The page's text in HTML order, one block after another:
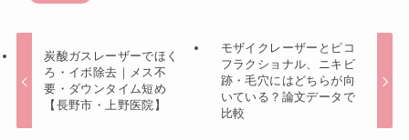
炭酸ガスレーザーでほく
ろ・イボ除去｜メス不
要・ダウンタイム短め
【長野市・上野医院】
モザイクレーザーとピコ
フラクショナル、ニキビ
跡・毛穴にはどちらが向
いている？論文データで
比較